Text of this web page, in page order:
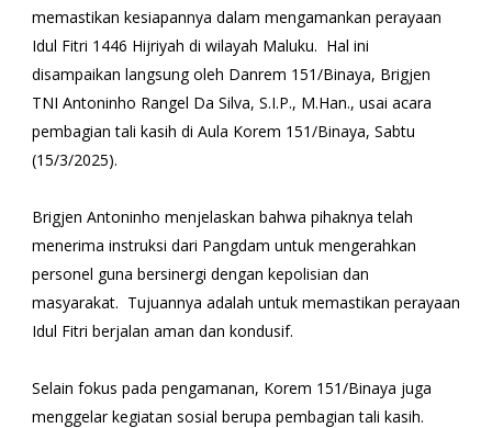
memastikan kesiapannya dalam mengamankan perayaan
Idul Fitri 1446 Hijriyah di wilayah Maluku. Hal ini
disampaikan langsung oleh Danrem 151/Binaya, Brigjen
TNI Antoninho Rangel Da Silva, S.I.P., M.Han., usai acara
pembagian tali kasih di Aula Korem 151/Binaya, Sabtu
(15/3/2025).
Brigjen Antoninho menjelaskan bahwa pihaknya telah
menerima instruksi dari Pangdam untuk mengerahkan
personel guna bersinergi dengan kepolisian dan
masyarakat. Tujuannya adalah untuk memastikan perayaan
Idul Fitri berjalan aman dan kondusif.
Selain fokus pada pengamanan, Korem 151/Binaya juga
menggelar kegiatan sosial berupa pembagian tali kasih.